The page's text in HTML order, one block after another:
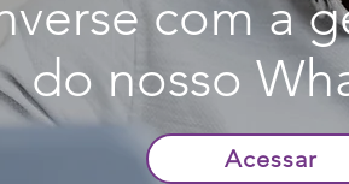
com a
do nosso
Acessar